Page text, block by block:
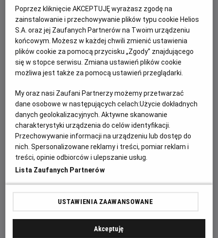
Wielka wyprzedaż filmowych gadżetów w
kinach Helios!
W kinach Helios trwa wyprzedaż merchu kinowego, a
rabaty sięgają nawet 60%!
Poprzez kliknięcie AKCEPTUJĘ wyrażasz zgodę na
zainstalowanie i przechowywanie plików typu cookie Helios
S.A. oraz jej Zaufanych Partnerów na Twoim urządzeniu
końcowym. Możesz w każdej chwili zmienić ustawienia
plików cookie za pomocą przycisku „Zgody” znajdującego
się w stopce serwisu. Zmiana ustawień plików cookie
możliwa jest także za pomocą ustawień przeglądarki.
My oraz nasi Zaufani Partnerzy możemy przetwarzać
dane osobowe w następujących celach:Użycie dokładnych
danych geolokalizacyjnych. Aktywne skanowanie
charakterystyki urządzenia do celów identyfikacji.
Przechowywanie informacji na urządzeniu lub dostęp do
nich. Spersonalizowane reklamy i treści, pomiar reklam i
treści, opinie odbiorców i ulepszanie usług.
Lista Zaufanych Partnerów
USTAWIENIA ZAAWANSOWANE
Akceptuję